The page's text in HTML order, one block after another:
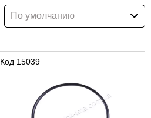
По умолчанию
Код 15039